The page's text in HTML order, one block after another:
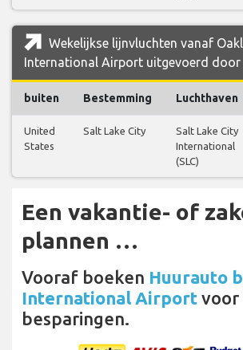
Wekelijkse lijnvluchten vanaf
International Airport uitgevoerd door
buiten Bestemming Luchthaven
United
States
Salt Lake City
Salt Lake City
International
(SLC)
Een vakantie- of
plannen …
Vooraf boeken Huurauto
International Airport voor
besparingen.